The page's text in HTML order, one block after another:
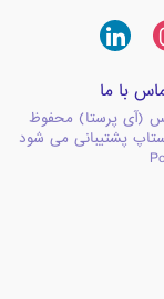
با ما
(آی پرستا) محفوظ
پشتیبانی می شود